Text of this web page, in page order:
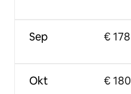
Sep
Okt
€ 178
€ 180